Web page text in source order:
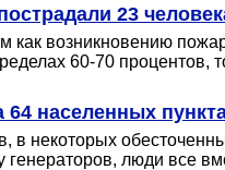
23
возникновению
60-70 процентов,
64 населенных
некоторых
люди все